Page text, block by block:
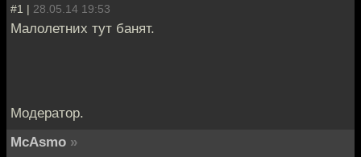
#1 | 28.05.14 19:53
Малолетних тут банят.
Модератор.
McAsmo »